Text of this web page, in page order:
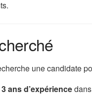
une candidate
ans d’expérience